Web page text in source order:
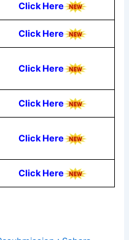
Click Here
Click Here
Click Here
Click Here
Click Here
Click Here